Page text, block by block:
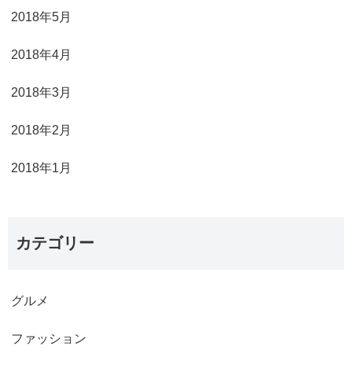
2018年5月
2018年4月
2018年3月
2018年2月
2018年1月
カテゴリー
グルメ
ファッション